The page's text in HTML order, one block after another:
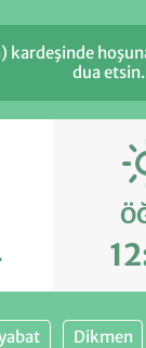
kardeşinde
dua
Dikmen